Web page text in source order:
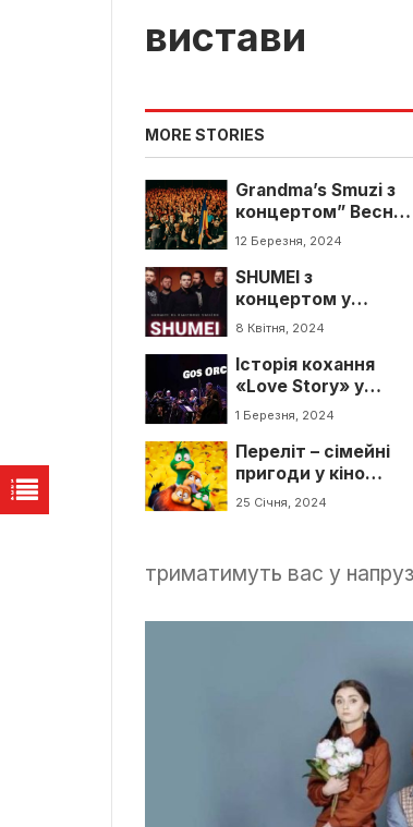
вистави
MORE STORIES
Grandma’s Smuzi з
концертом” Весна
прийде” у
12 Березня, 2024
SHUMEI з
концертом у
Тернополі
8 Квітня, 2024
Історія кохання
«Love Story» у
виконанні оркестру
1 Березня, 2024
Переліт – сімейні
пригоди у кіно
м.Тернопіль
25 Січня, 2024
триматимуть вас у